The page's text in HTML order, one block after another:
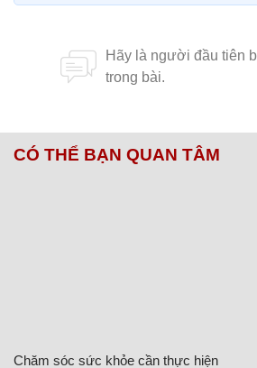
CÓ THỂ BẠN QUAN TÂM
Chăm sóc sức khỏe cần thực hiện